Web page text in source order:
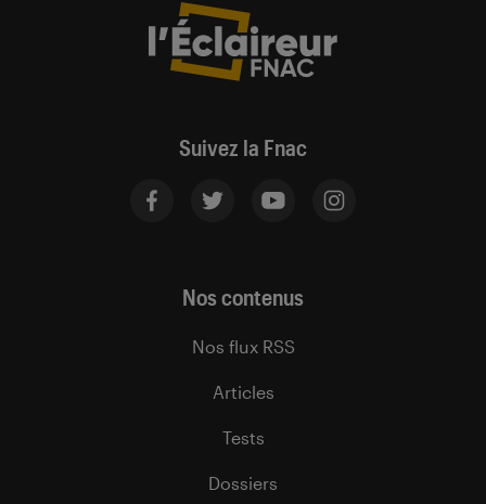
Suivez la Fnac
Nos contenus
Nos flux RSS
Articles
Tests
Dossiers